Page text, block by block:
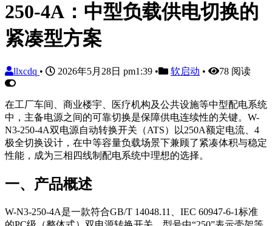
250-4A：中型负载供电切换的
紧凑型方案
llxcdq • 2026年5月28日 pm1:39 • 软启动 • 78 阅读
在工厂车间、商业楼宇、医疗机构及公共设施等中型配电系统
中，主备电源之间的可靠切换是保障供电连续性的关键。W-
N3-250-4A双电源自动转换开关（ATS）以250A额定电流、4
极全切换设计，在中等容量负载场景下兼顾了紧凑体积与稳定
性能，成为三相四线制配电系统中理想的选择。
一、产品概述
W-N3-250-4A是一款符合GB/T 14048.11、IEC 60947-6-1标准